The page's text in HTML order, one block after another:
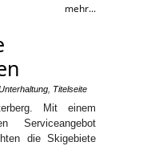
mehr...
Titelseite
Mit einem
Serviceangebot
die Skigebiete